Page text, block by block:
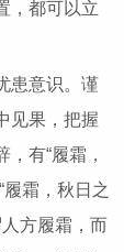
，都可以立
患意识。谨
见果，把握
有“履霜，
霜，秋日之
方履霜，而